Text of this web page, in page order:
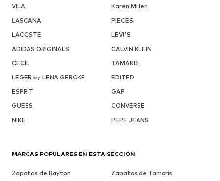
VILA
Karen Millen
LASCANA
PIECES
LACOSTE
LEVI'S
ADIDAS ORIGINALS
CALVIN KLEIN
CECIL
TAMARIS
LEGER by LENA GERCKE
EDITED
ESPRIT
GAP
GUESS
CONVERSE
NIKE
PEPE JEANS
MARCAS POPULARES EN ESTA SECCIÓN
Zapatos de Bayton
Zapatos de Tamaris